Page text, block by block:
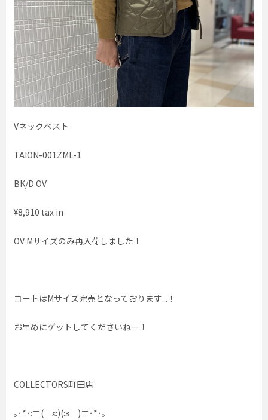
Vネックベスト
TAION-001ZML-1
BK/D.OV
¥8,910 tax in
OV Mサイズのみ再入荷しました！
コートはMサイズ完売となっております...！
お早めにゲットしてくださいねー！
COLLECTORS町田店
｡･*･:≡( ε:)(:з )≡･*･｡